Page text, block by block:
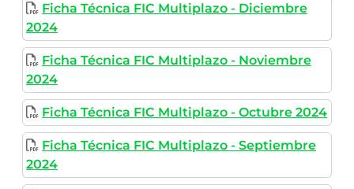
Ficha Técnica FIC Multiplazo - Diciembre
2024
Ficha Técnica FIC Multiplazo - Noviembre
2024
Ficha Técnica FIC Multiplazo - Octubre 2024
Ficha Técnica FIC Multiplazo - Septiembre
2024